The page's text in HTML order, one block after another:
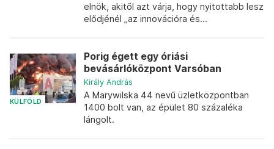
elnök, akitől azt várja, hogy nyitottabb lesz
elődjénél „az innovációra és...
KÜLFÖLD
Porig égett egy óriási
bevásárlóközpont Varsóban
Király András
A Marywilska 44 nevű üzletközpontban
1400 bolt van, az épület 80 százaléka
lángolt.